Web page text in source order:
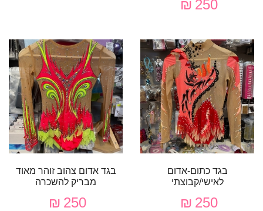
250 ₪
בגד כתום-אדום
לאישי/קבוצתי
250 ₪
בגד אדום צהוב זוהר מאוד
מבריק להשכרה
250 ₪